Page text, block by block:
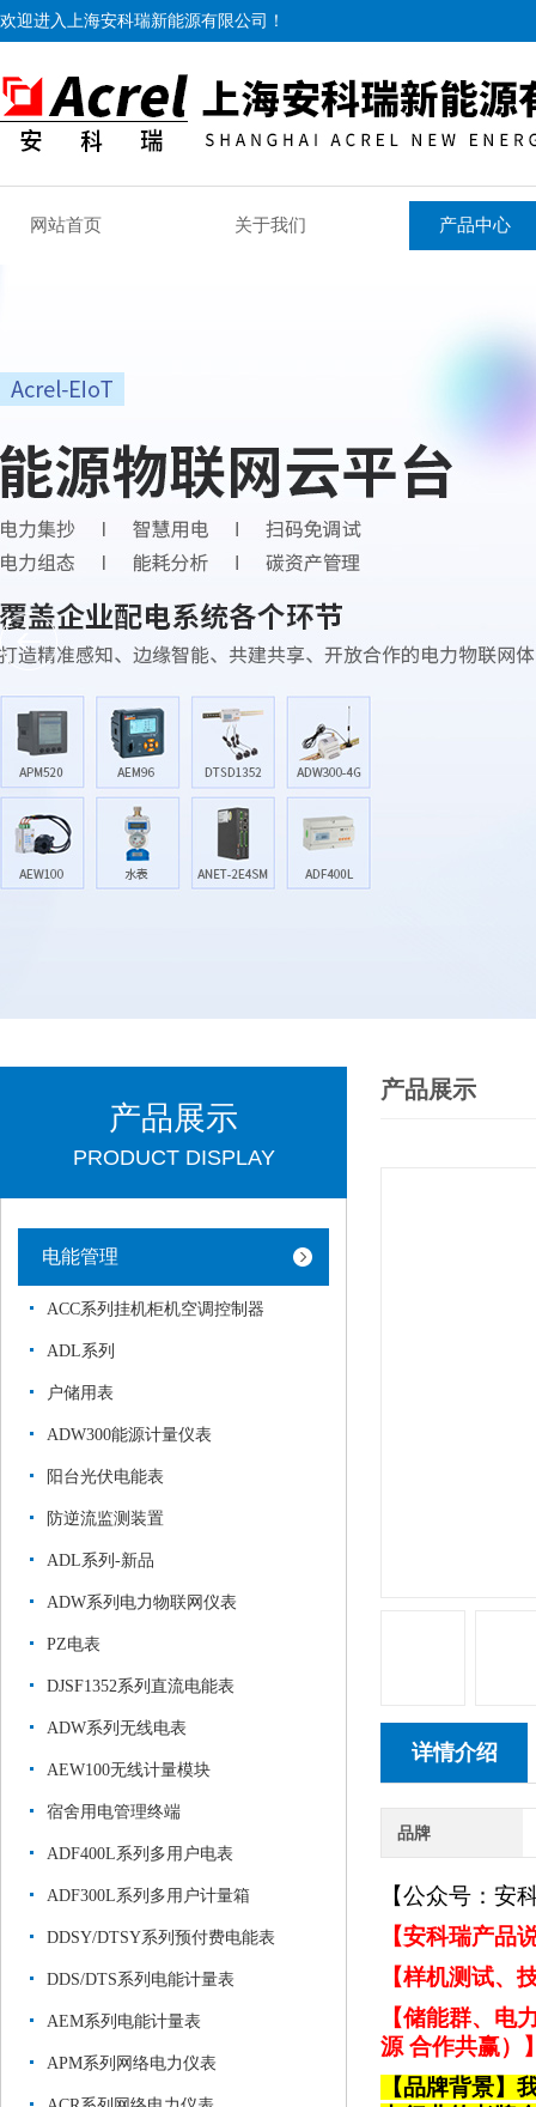
欢迎进入上海安科瑞新能源有限公司！
网站首页 关于我们 产品中心
产品展示
PRODUCT DISPLAY
电能管理
ACC系列挂机柜机空调控制器
ADL系列
户储用表
ADW300能源计量仪表
阳台光伏电能表
防逆流监测装置
ADL系列-新品
ADW系列电力物联网仪表
PZ电表
DJSF1352系列直流电能表
ADW系列无线电表
AEW100无线计量模块
宿舍用电管理终端
ADF400L系列多用户电表
ADF300L系列多用户计量箱
DDSY/DTSY系列预付费电能表
DDS/DTS系列电能计量表
AEM系列电能计量表
APM系列网络电力仪表
产品展示
详情介绍
品牌
【公众号：安
【安科瑞产品
【样机测试、
【储能群、电
源 合作共赢）
【品牌背景】